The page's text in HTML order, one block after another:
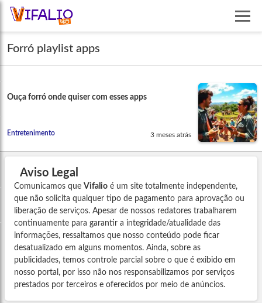
Forró playlist apps
Ouça forró onde quiser com esses apps
Entretenimento 3 meses atrás
Aviso Legal
Comunicamos que Vifalio é um site totalmente independente,
que não solicita qualquer tipo de pagamento para aprovação ou
liberação de serviços. Apesar de nossos redatores trabalharem
continuamente para garantir a integridade/atualidade das
informações, ressaltamos que nosso conteúdo pode ficar
desatualizado em alguns momentos. Ainda, sobre as
publicidades, temos controle parcial sobre o que é exibido em
nosso portal, por isso não nos responsabilizamos por serviços
prestados por terceiros e oferecidos por meio de anúncios.